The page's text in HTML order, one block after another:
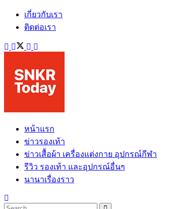
เกี่ยวกับเรา
ติดต่อเรา
หน้าแรก
ข่าวรองเท้า
ข่าวเสื้อผ้า เครื่องแต่งกาย อุปกรณ์กีฬา
รีวิว รองเท้า และอุปกรณ์อื่นๆ
นานาเรื่องราว